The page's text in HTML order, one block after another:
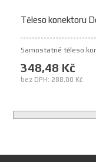
Těleso konektoru
Samostatné těleso
348,48 Kč
bez DPH: 288,00 Kč